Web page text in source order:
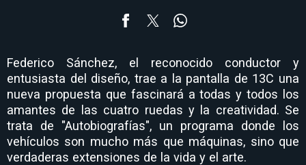
Federico Sánchez, el reconocido conductor y
entusiasta del diseño, trae a la pantalla de 13C una
nueva propuesta que fascinará a todas y todos los
amantes de las cuatro ruedas y la creatividad. Se
trata de "Autobiografías", un programa donde los
vehículos son mucho más que máquinas, sino que
verdaderas extensiones de la vida y el arte.